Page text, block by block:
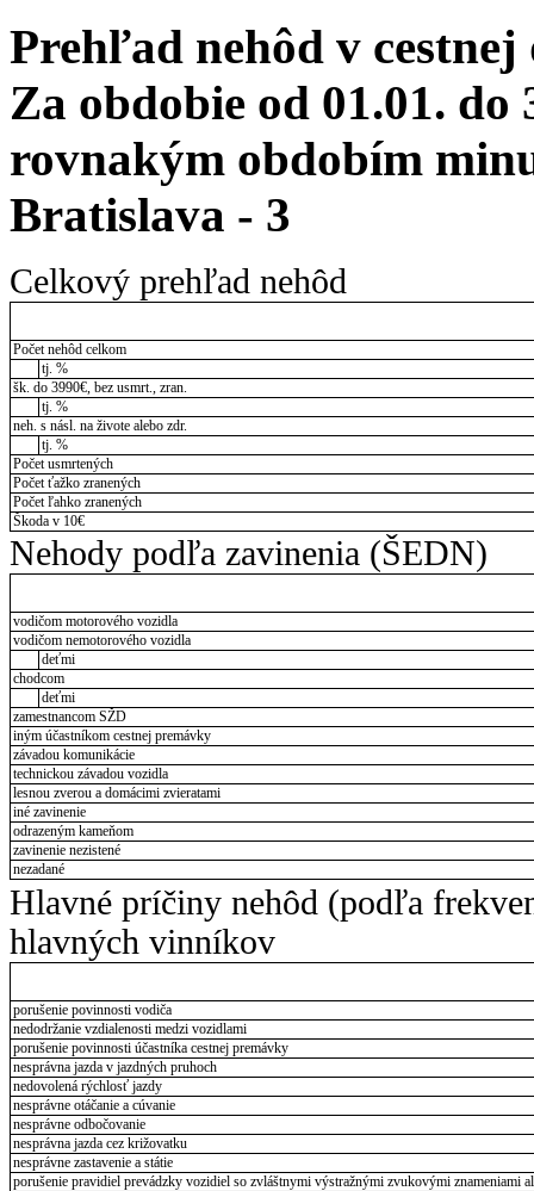
Prehľad nehôd v cestnej
Za obdobie od 01.01. do
rovnakým obdobím
Bratislava - 3
Celkový prehľad nehôd
Počet nehôd celkom
tj. %
šk. do 3990€, bez usmrt., zran.
tj. %
neh. s násl. na živote alebo zdr.
tj. %
Počet usmrtených
Počet ťažko zranených
Počet ľahko zranených
Škoda v 10€
Nehody podľa zavinenia (ŠEDN)
vodičom motorového vozidla
vodičom nemotorového vozidla
deťmi
chodcom
deťmi
zamestnancom SŽD
iným účastníkom cestnej premávky
závadou komunikácie
technickou závadou vozidla
lesnou zverou a domácimi zvieratami
iné zavinenie
odrazeným kameňom
zavinenie nezistené
nezadané
Hlavné príčiny nehôd (podľa
hlavných vinníkov
porušenie povinnosti vodiča
nedodržanie vzdialenosti medzi vozidlami
porušenie povinnosti účastníka cestnej premávky
nesprávna jazda v jazdných pruhoch
nedovolená rýchlosť jazdy
nesprávne otáčanie a cúvanie
nesprávne odbočovanie
nesprávna jazda cez križovatku
nesprávne zastavenie a státie
porušenie pravidiel prevádzky vozidiel so zvláštnymi výstražnými zvukovými znameniami